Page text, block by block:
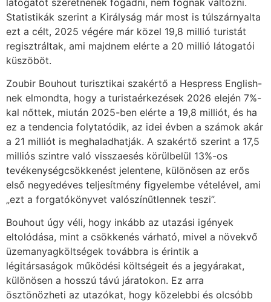
Statistikák szerint a Királyság már most is túlszárnyalta
ezt a célt, 2025 végére már közel 19,8 millió turistát
regisztráltak, ami majdnem elérte a 20 millió látogatói
küszöböt.
Zoubir Bouhout turisztikai szakértő a Hespress English-
nek elmondta, hogy a turistaérkezések 2026 elején 7%-
kal nőttek, miután 2025-ben elérte a 19,8 milliót, és ha
ez a tendencia folytatódik, az idei évben a számok akár
a 21 milliót is meghaladhatják. A szakértő szerint a 17,5
milliós szintre való visszaesés körülbelül 13%-os
tevékenységcsökkenést jelentene, különösen az erős
első negyedéves teljesítmény figyelembe vételével, ami
„ezt a forgatókönyvet valószínűtlennek teszi”.
Bouhout úgy véli, hogy inkább az utazási igények
eltolódása, mint a csökkenés várható, mivel a növekvő
üzemanyagköltségek továbbra is érintik a
légitársaságok működési költségeit és a jegyárakat,
különösen a hosszú távú járatokon. Ez arra
ösztönözheti az utazókat, hogy közelebbi és olcsóbb